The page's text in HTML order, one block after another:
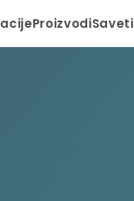
ProizvodiSaveti